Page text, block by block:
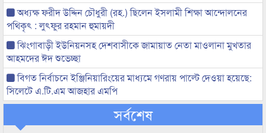
অধ্যক্ষ ফরীদ উদ্দিন চৌধুরী (রহ.) ছিলেন ইসলামী শিক্ষা আন্দোলনের
পথিকৃৎ : লুৎফুর রহমান হুমায়দী
ঝিংগাবাড়ী ইউনিয়নসহ দেশবাসীকে জামায়াত নেতা মাওলানা মুখতার
আহমদের ঈদ শুভেচ্ছা
বিগত নির্বাচনে ইঞ্জিনিয়ারিংয়ের মাধ্যমে গণরায় পাল্টে দেওয়া হয়েছে:
সিলেটে এ.টি.এম আজহার এমপি
সর্বশেষ